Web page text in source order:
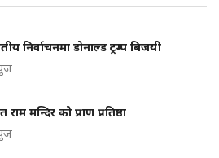
निर्वाचनमा डोनाल्ड ट्रम्प बिजयी
राम मन्दिर को प्राण प्रतिष्ठा